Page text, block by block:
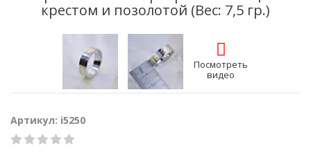
крестом и позолотой (Вес: 7,5 гр.)
Посмотреть
видео
Артикул: i5250